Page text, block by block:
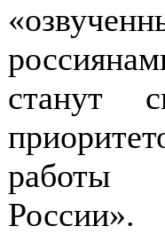
станут
России».